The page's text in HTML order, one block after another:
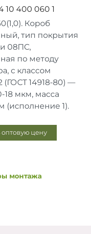
10 400 060 1
Короб
тип покрытия
08ПС,
по методу
с классом
(ГОСТ 14918-80) —
18 мкм, масса
(исполнение 1).
оптовую цену
монтажа